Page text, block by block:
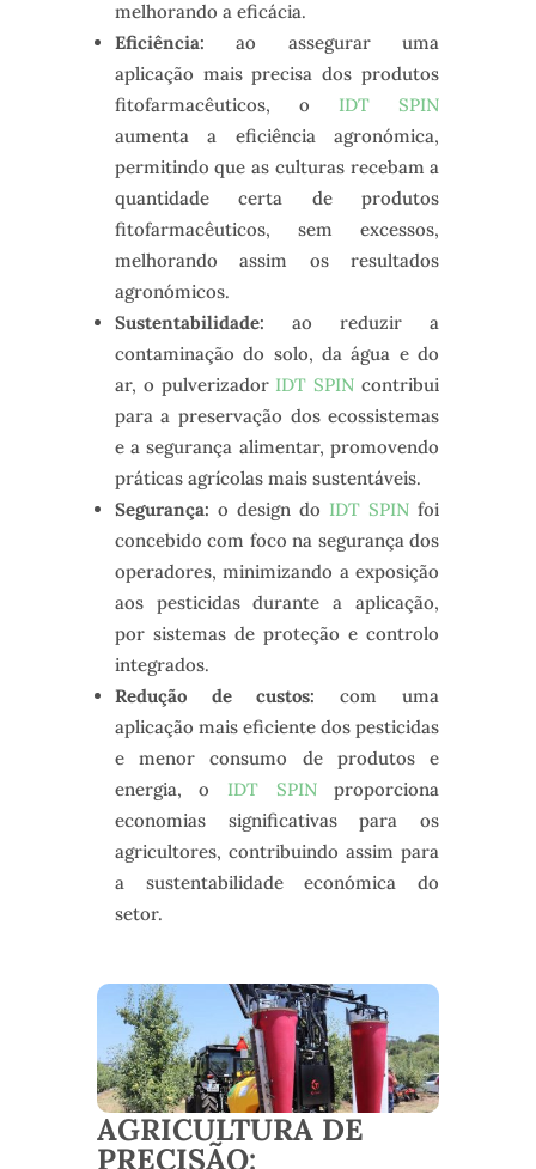
melhorando a eficácia.
Eficiência: ao assegurar uma
aplicação mais precisa dos produtos
fitofarmacêuticos, o IDT SPIN
aumenta a eficiência agronómica,
permitindo que as culturas recebam a
quantidade certa de produtos
fitofarmacêuticos, sem excessos,
melhorando assim os resultados
agronómicos.
Sustentabilidade: ao reduzir a
contaminação do solo, da água e do
ar, o pulverizador IDT SPIN contribui
para a preservação dos ecossistemas
e a segurança alimentar, promovendo
práticas agrícolas mais sustentáveis.
Segurança: o design do IDT SPIN foi
concebido com foco na segurança dos
operadores, minimizando a exposição
aos pesticidas durante a aplicação,
por sistemas de proteção e controlo
integrados.
Redução de custos: com uma
aplicação mais eficiente dos pesticidas
e menor consumo de produtos e
energia, o IDT SPINproporciona
economias significativas para os
agricultores, contribuindo assim para
a sustentabilidade económica do
setor.
AGRICULTURA DE
PRECISÃO: